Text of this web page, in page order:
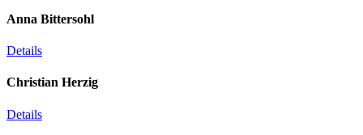
Anna Bittersohl
Details
Christian Herzig
Details